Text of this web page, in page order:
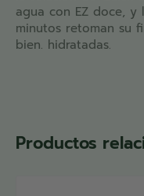
agua con EZ doce, y
minutos retoman su
bien. hidratadas.
Productos